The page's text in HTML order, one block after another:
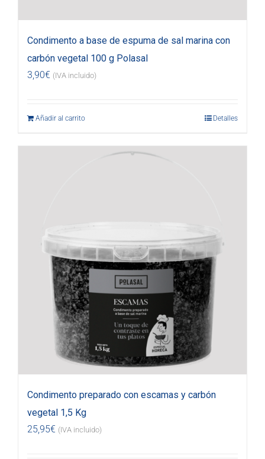
Condimento a base de espuma de sal marina con
carbón vegetal 100 g Polasal
3,90€ (IVA incluido)
Añadir al carrito Detalles
Condimento preparado con escamas y carbón
vegetal 1,5 Kg
25,95€ (IVA incluido)